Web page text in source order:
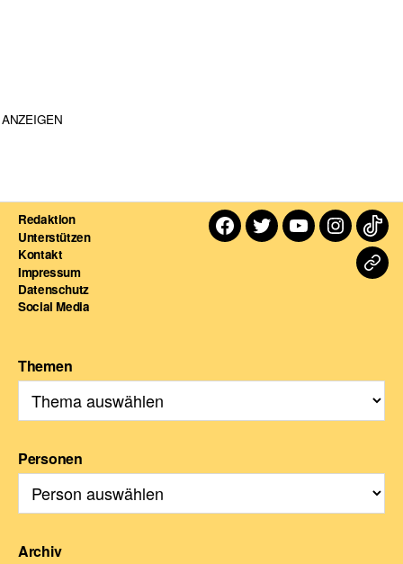
ANZEIGEN
Redaktion
Unterstützen
Kontakt
Impressum
Datenschutz
Social Media
Facebook
TwitterYoutube
Themen
Personen
Archiv